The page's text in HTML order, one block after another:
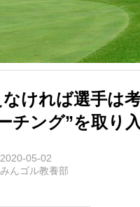
なければ選手は
チング”を取り
2020-05-02
みんゴル教養部